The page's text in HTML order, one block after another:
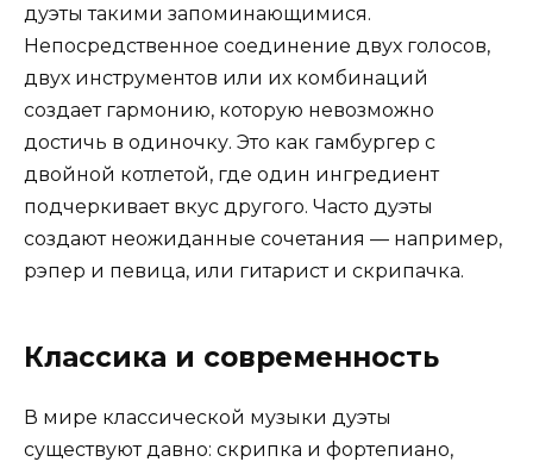
дуэты такими запоминающимися.
Непосредственное соединение двух голосов,
двух инструментов или их комбинаций
создает гармонию, которую невозможно
достичь в одиночку. Это как гамбургер с
двойной котлетой, где один ингредиент
подчеркивает вкус другого. Часто дуэты
создают неожиданные сочетания — например,
рэпер и певица, или гитарист и скрипачка.
Классика и современность
В мире классической музыки дуэты
существуют давно: скрипка и фортепиано,